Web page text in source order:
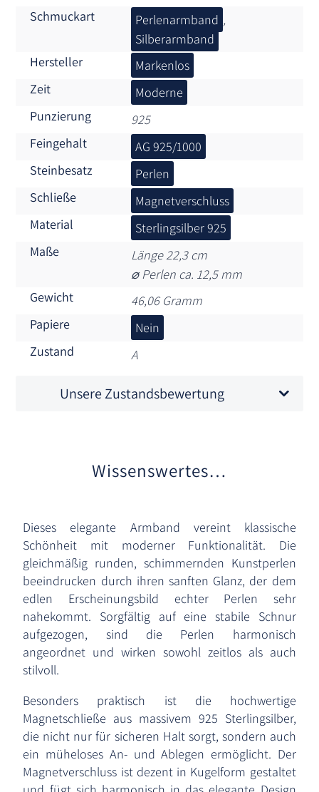
Schmuckart Perlenarmband ,
Silberarmband
Hersteller
Markenlos
Zeit
Moderne
Punzierung
925
Feingehalt
AG 925/1000
Steinbesatz
Perlen
Schließe
Magnetverschluss
Material
Sterlingsilber 925
Maße
Länge 22,3 cm
⌀ Perlen ca. 12,5 mm
Gewicht
46,06 Gramm
Papiere
Nein
Zustand
A
Unsere Zustandsbewertung
Wissenswertes…
Dieses elegante Armband vereint klassische
Schönheit mit moderner Funktionalität. Die
gleichmäßig runden, schimmernden Kunstperlen
beeindrucken durch ihren sanften Glanz, der dem
edlen Erscheinungsbild echter Perlen sehr
nahekommt. Sorgfältig auf eine stabile Schnur
aufgezogen, sind die Perlen harmonisch
angeordnet und wirken sowohl zeitlos als auch
stilvoll.
Besonders praktisch ist die hochwertige
Magnetschließe aus massivem 925 Sterlingsilber,
die nicht nur für sicheren Halt sorgt, sondern auch
ein müheloses An- und Ablegen ermöglicht. Der
Magnetverschluss ist dezent in Kugelform gestaltet